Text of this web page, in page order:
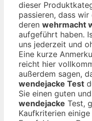
dieser
passieren, dass
deren wehrmacht
aufgeführt haben.
uns jederzeit und
Eine kurze
reicht hier
außerdem sagen,
wendejacke Test
Sie einen guten
wendejacke Test,
Kaufkriterien